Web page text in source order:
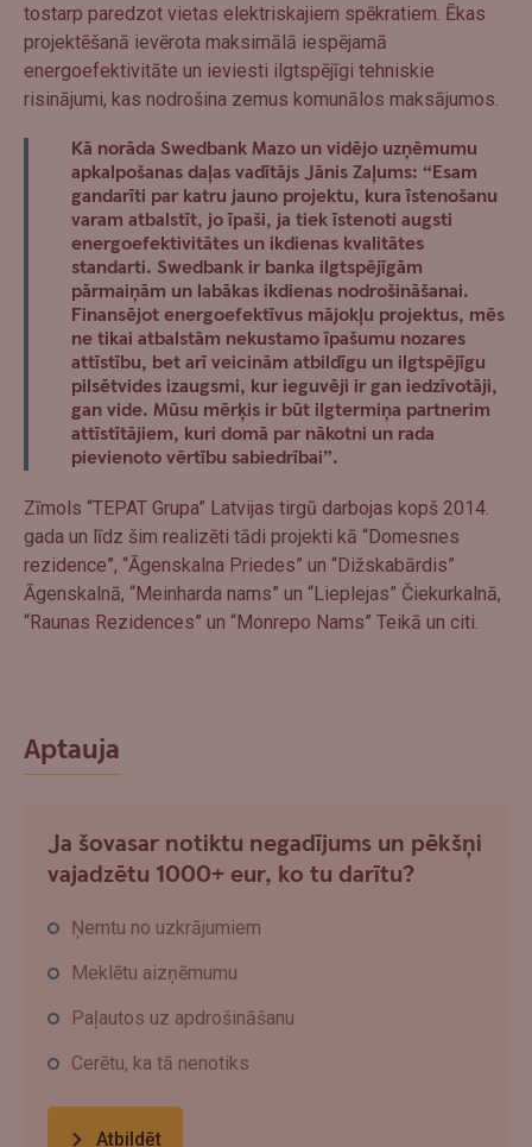
tostarp paredzot vietas elektriskajiem spēkratiem. Ēkas
projektēšanā ievērota maksimālā iespējamā
energoefektivitāte un ieviesti ilgtspējīgi tehniskie
risinājumi, kas nodrošina zemus komunālos maksājumos.
Kā norāda Swedbank Mazo un vidējo uzņēmumu
apkalpošanas daļas vadītājs Jānis Zaļums: “Esam
gandarīti par katru jauno projektu, kura īstenošanu
varam atbalstīt, jo īpaši, ja tiek īstenoti augsti
energoefektivitātes un ikdienas kvalitātes
standarti. Swedbank ir banka ilgtspējīgām
pārmaiņām un labākas ikdienas nodrošināšanai.
Finansējot energoefektīvus mājokļu projektus, mēs
ne tikai atbalstām nekustamo īpašumu nozares
attīstību, bet arī veicinām atbildīgu un ilgtspējīgu
pilsētvides izaugsmi, kur ieguvēji ir gan iedzīvotāji,
gan vide. Mūsu mērķis ir būt ilgtermiņa partnerim
attīstītājiem, kuri domā par nākotni un rada
pievienoto vērtību sabiedrībai”.
Zīmols “TEPAT Grupa” Latvijas tirgū darbojas kopš 2014.
gada un līdz šim realizēti tādi projekti kā “Domesnes
rezidence”, “Āgenskalna Priedes” un “Dižskabārdis”
Āgenskalnā, “Meinharda nams” un “Lieplejas” Čiekurkalnā,
“Raunas Rezidences” un “Monrepo Nams” Teikā un citi.
Aptauja
Ja šovasar notiktu negadījums un pēkšņi
vajadzētu 1000+ eur, ko tu darītu?
Ņemtu no uzkrājumiem
Meklētu aizņēmumu
Paļautos uz apdrošināšanu
Cerētu, ka tā nenotiks
Atbildēt